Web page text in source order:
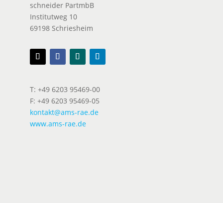
schneider PartmbB
Institutweg 10
69198 Schriesheim
T: +49 6203 95469-00
F: +49 6203 95469-05
kontakt@ams-rae.de
www.ams-rae.de